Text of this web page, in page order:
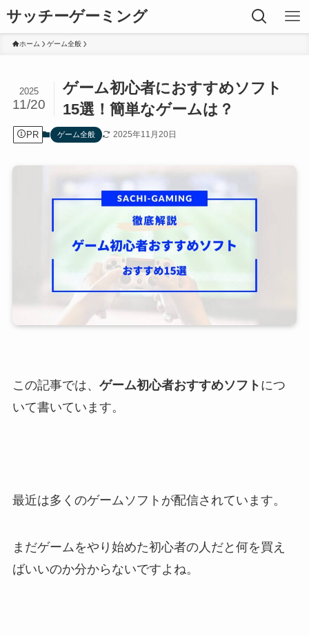
サッチーゲーミング
ホーム ゲーム全般
ゲーム初心者におすすめソフト
15選！簡単なゲームは？
2025
11/20
PR ゲーム全般 2025年11月20日
この記事では、 ゲーム初心者おすすめソフト につ
いて書いています。
最近は多くのゲームソフトが配信されています。
まだゲームをやり始めた初心者の人だと何を買え
ばいいのか分からないですよね。